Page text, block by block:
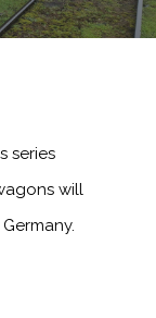
series
will